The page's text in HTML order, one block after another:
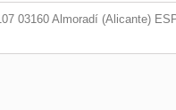
03160 Almoradí (Alicante)